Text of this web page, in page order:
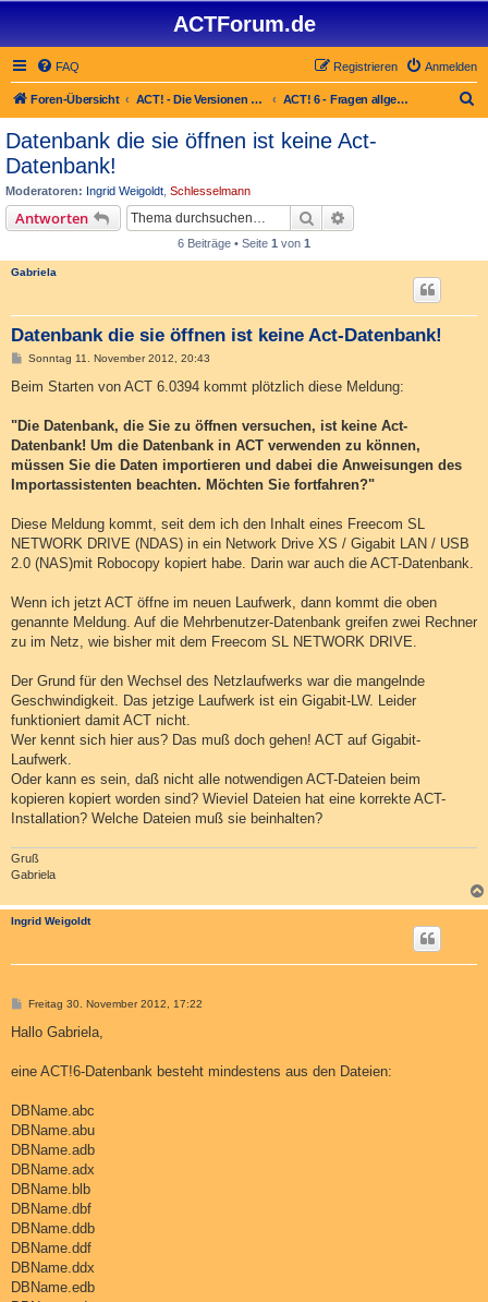
ACTForum.de
FAQ Anmelden
Registrieren
Foren-Übersicht ACT! - Die Versionen 2.x bis 6.x (auch ACT! 2000) ACT! 6 - Fragen allgemein
Datenbank die sie öffnen ist keine Act-
Datenbank!
Moderatoren: Ingrid Weigoldt Schlesselmann
Antworten Suche
6 Beiträge • Seite 1 von 1
Gabriela
Datenbank die sie öffnen ist keine Act-Datenbank!
B
i
a
Sonntag 11. November 2012, 20:43
Beim Starten von ACT 6.0394 kommt plötzlich diese Meldung:
"Die Datenbank, die Sie zu öffnen versuchen, ist keine Act-
Datenbank! Um die Datenbank in ACT verwenden zu können,
müssen Sie die Daten importieren und dabei die Anweisungen des
Importassistenten beachten. Möchten Sie fortfahren?"
Diese Meldung kommt, seit dem ich den Inhalt eines Freecom SL
NETWORK DRIVE (NDAS) in ein Network Drive XS / Gigabit LAN / USB
2.0 (NAS)mit Robocopy kopiert habe. Darin war auch die ACT-Datenbank.
Wenn ich jetzt ACT öffne im neuen Laufwerk, dann kommt die oben
genannte Meldung. Auf die Mehrbenutzer-Datenbank greifen zwei Rechner
zu im Netz, wie bisher mit dem Freecom SL NETWORK DRIVE.
Der Grund für den Wechsel des Netzlaufwerks war die mangelnde
Geschwindigkeit. Das jetzige Laufwerk ist ein Gigabit-LW. Leider
funktioniert damit ACT nicht.
Wer kennt sich hier aus? Das muß doch gehen! ACT auf Gigabit-
Laufwerk.
Oder kann es sein, daß nicht alle notwendigen ACT-Dateien beim
kopieren kopiert worden sind? Wieviel Dateien hat eine korrekte ACT-
Installation? Welche Dateien muß sie beinhalten?
Gruß
Gabriela
Ingrid Weigoldt
B
i
a
Freitag 30. November 2012, 17:22
Hallo Gabriela,
eine ACT!6-Datenbank besteht mindestens aus den Dateien:
DBName.abc
DBName.abu
DBName.adb
DBName.adx
DBName.blb
DBName.dbf
DBName.ddb
DBName.ddf
DBName.ddx
DBName.edb